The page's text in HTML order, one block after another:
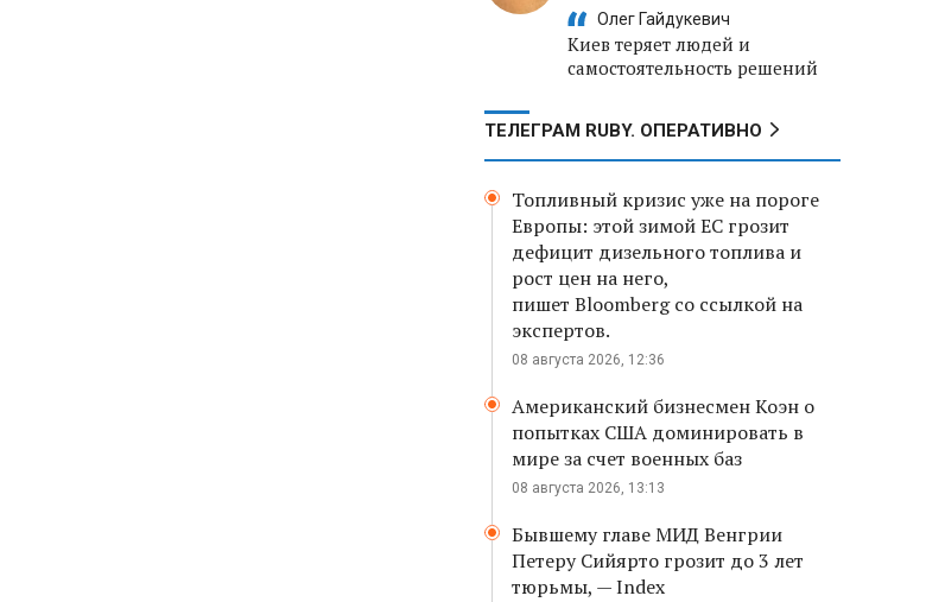
Олег Гайдукевич
Киев теряет людей и
самостоятельность решений
ТЕЛЕГРАМ RUBY. ОПЕРАТИВНО
Топливный кризис уже на пороге
Европы: этой зимой ЕС грозит
дефицит дизельного топлива и
рост цен на него,
пишет Bloomberg со ссылкой на
экспертов.
08 августа 2026, 12:36
Американский бизнесмен Коэн о
попытках США доминировать в
мире за счет военных баз
08 августа 2026, 13:13
Бывшему главе МИД Венгрии
Петеру Сийярто грозит до 3 лет
тюрьмы, — Index